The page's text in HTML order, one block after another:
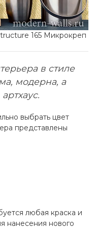
165 Микрокреп
в стиле
модерна, а
выбрать цвет
представлены
любая краска и
нанесения нового